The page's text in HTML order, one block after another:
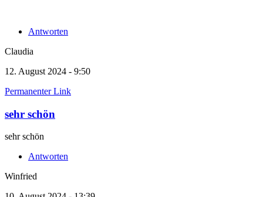
Antworten
Claudia
12. August 2024 - 9:50
Permanenter Link
sehr schön
sehr schön
Antworten
Winfried